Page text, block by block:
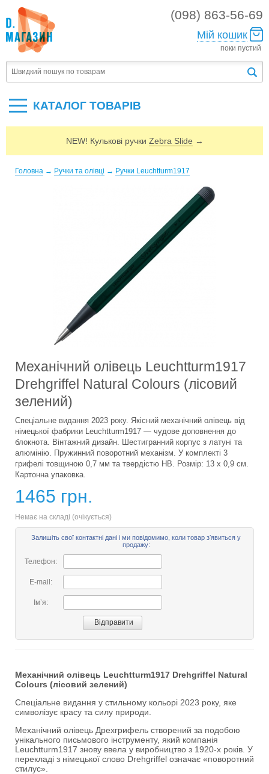
(098) 863-56-69
Мій кошик
поки пустий
КАТАЛОГ ТОВАРIВ
NEW! Кулькові ручки Zebra Slide →
Головна → Ручки та олівці → Ручки Leuchtturm1917
Механічний олівець Leuchtturm1917
Drehgriffel Natural Colours (лісовий
зелений)
Спеціальне видання 2023 року. Якісний механічний олівець від
німецької фабрики Leuchtturm1917 — чудове доповнення до
блокнота. Вінтажний дизайн. Шестигранний корпус з латуні та
алюмінію. Пружинний поворотний механізм. У комплекті 3
грифелі товщиною 0,7 мм та твердістю HB. Розмір: 13 х 0,9 см.
Картонна упаковка.
1465 грн.
Немає на складі (очікується)
Залишіть свої контактні дані і ми повідомимо, коли товар зʼявиться у
продажу:
Телефон:
E-mail:
Імʼя:
Механічний олівець Leuchtturm1917 Drehgriffel Natural
Colours (лісовий зелений)
Спеціальне видання у стильному кольорі 2023 року, яке
символізує красу та силу природи.
Механічний олівець Дрехгрифель створений за подобою
унікального письмового інструменту, який компанія
Leuchtturm1917 знову ввела у виробництво з 1920-х років. У
перекладі з німецької слово Drehgriffel означає «поворотний
стилус».